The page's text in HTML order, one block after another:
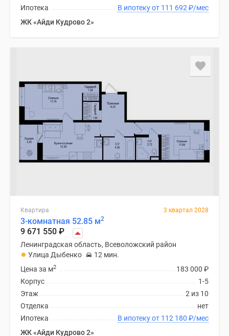
В ипотеку от 111 692 ₽/мес
Ипотека
ЖК «Айди Кудрово 2»
Квартира 3 квартал 2028
3-комнатная 52.85 м2
9 671 550 ₽
Ленинградская область, Всеволожский район
Улица Дыбенко
12 мин.
183 000 ₽
Цена за м2
1-5
Корпус
2 из 10
Этаж
нет
Отделка
В ипотеку от 112 180 ₽/мес
Ипотека
ЖК «Айди Кудрово 2»